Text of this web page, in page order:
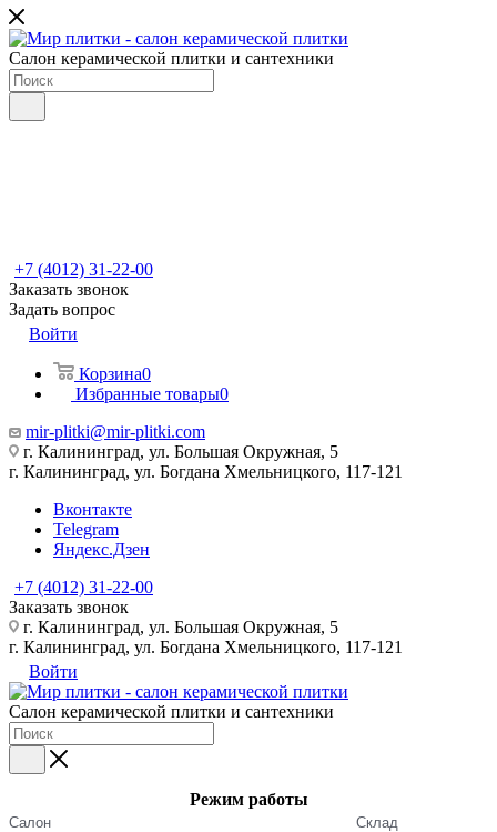
Салон керамической плитки и сантехники
+7 (4012) 31-22-00
Заказать звонок
Задать вопрос
Войти
Корзина0
Избранные товары0
mir-plitki@mir-plitki.com
г. Калининград, ул. Большая Окружная, 5
г. Калининград, ул. Богдана Хмельницкого, 117-121
Вконтакте
Telegram
Яндекс.Дзен
+7 (4012) 31-22-00
Заказать звонок
г. Калининград, ул. Большая Окружная, 5
г. Калининград, ул. Богдана Хмельницкого, 117-121
Войти
Салон керамической плитки и сантехники
Режим работы
Салон Склад